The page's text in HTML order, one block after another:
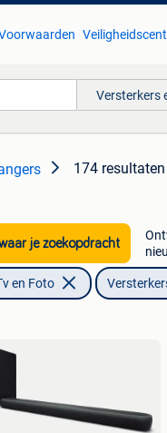
Versterkers
174 resultaten
je zoekopdracht
en Foto